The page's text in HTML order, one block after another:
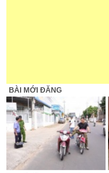
BÀI MỚI ĐĂNG